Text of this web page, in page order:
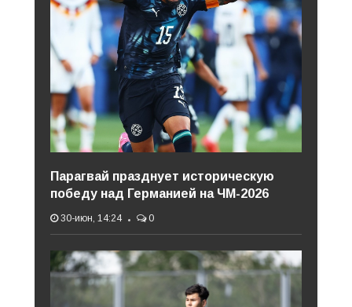
Парагвай празднует историческую
победу над Германией на ЧМ-2026
30-июн, 14:24 0